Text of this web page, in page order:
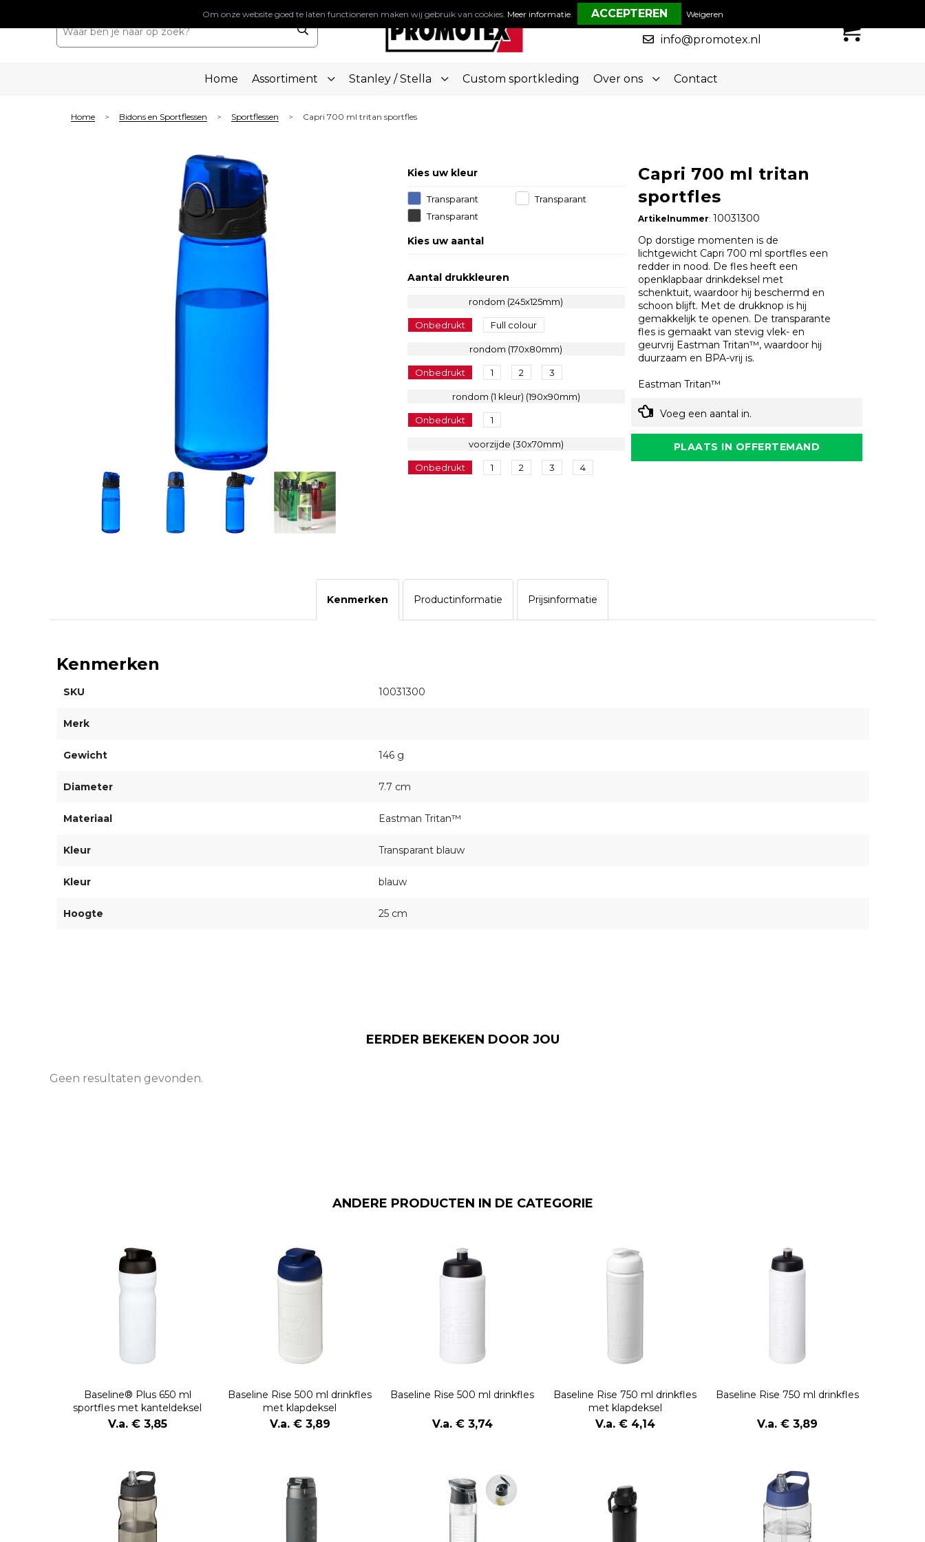
050-5773636
info@promotex.nl
Home Assortiment Stanley / Stella Custom sportkleding Over ons Contact
Home > Bidons en Sportflessen > Sportflessen > Capri 700 ml tritan sportfles
Kies uw kleur
Transparant
Transparant
Transparant
Kies uw aantal
Aantal drukkleuren
rondom (245x125mm)
Onbedrukt Full colour
rondom (170x80mm)
Onbedrukt 1 2 3
rondom (1 kleur) (190x90mm)
Onbedrukt 1
voorzijde (30x70mm)
Onbedrukt 1 2 3 4
Capri 700 ml tritan
sportfles
Artikelnummer: 10031300
Op dorstige momenten is de
lichtgewicht Capri 700 ml sportfles een
redder in nood. De fles heeft een
openklapbaar drinkdeksel met
schenktuit, waardoor hij beschermd en
schoon blijft. Met de drukknop is hij
gemakkelijk te openen. De transparante
fles is gemaakt van stevig vlek- en
geurvrij Eastman Tritan™, waardoor hij
duurzaam en BPA-vrij is.
Eastman Tritan™
Voeg een aantal in.
PLAATS IN OFFERTEMAND
Kenmerken Productinformatie Prijsinformatie
Kenmerken
SKU 10031300
Merk
Gewicht 146 g
Diameter 7.7 cm
Materiaal Eastman Tritan™
Kleur Transparant blauw
Kleur blauw
Hoogte 25 cm
EERDER BEKEKEN DOOR JOU
Geen resultaten gevonden.
ANDERE PRODUCTEN IN DE CATEGORIE
Baseline® Plus 650 ml
sportfles met kanteldeksel
V.a. € 3,85
Baseline Rise 500 ml drinkfles
met klapdeksel
V.a. € 3,89
Baseline Rise 500 ml drinkfles
V.a. € 3,74
Baseline Rise 750 ml drinkfles
met klapdeksel
V.a. € 4,14
Baseline Rise 750 ml drinkfles
V.a. € 3,89
Om onze website goed te laten functioneren maken wij gebruik van cookies. Meer informatie. Weigeren